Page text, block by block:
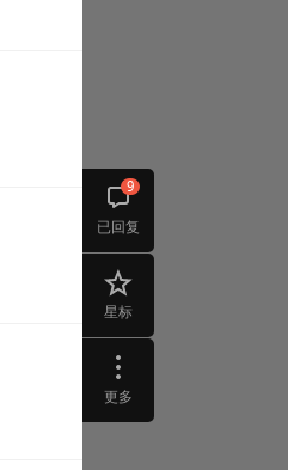
已回复
9
星标
更多